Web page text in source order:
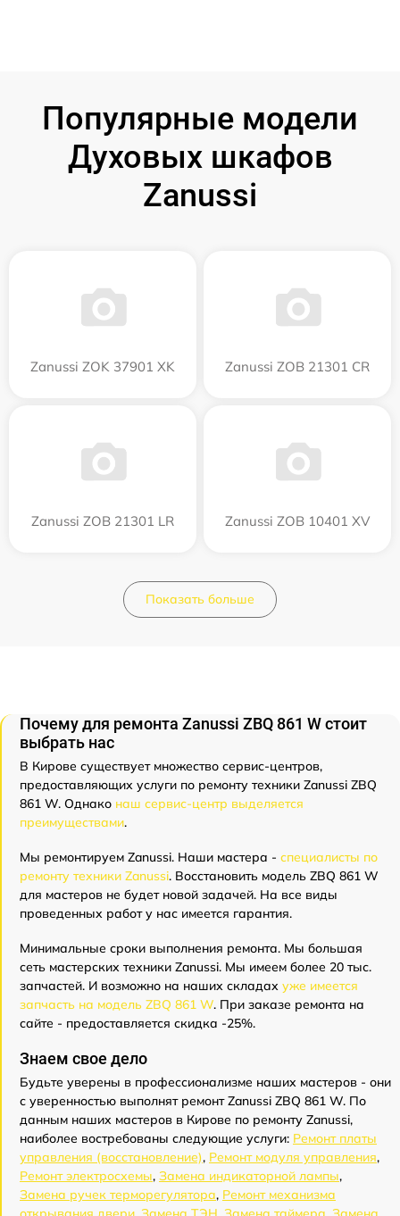
Популярные модели
Духовых шкафов
Zanussi
Zanussi ZOK 37901 XK Zanussi ZOB 21301 CR
Zanussi ZOB 21301 LR Zanussi ZOB 10401 XV
Показать больше
Почему для ремонта Zanussi ZBQ 861 W стоит
выбрать нас
В Кирове существует множество сервис-центров,
предоставляющих услуги по ремонту техники Zanussi ZBQ
861 W. Однако наш сервис-центр выделяется
преимуществами.
Мы ремонтируем Zanussi. Наши мастера - специалисты по
ремонту техники Zanussi. Восстановить модель ZBQ 861 W
для мастеров не будет новой задачей. На все виды
проведенных работ у нас имеется гарантия.
Минимальные сроки выполнения ремонта. Мы большая
сеть мастерских техники Zanussi. Мы имеем более 20 тыс.
запчастей. И возможно на наших складах уже имеется
запчасть на модель ZBQ 861 W. При заказе ремонта на
сайте - предоставляется скидка -25%.
Знаем свое дело
Будьте уверены в профессионализме наших мастеров - они
с уверенностью выполнят ремонт Zanussi ZBQ 861 W. По
данным наших мастеров в Кирове по ремонту Zanussi,
наиболее востребованы следующие услуги: Ремонт платы
управления (восстановление), Ремонт модуля управления,
Ремонт электросхемы, Замена индикаторной лампы,
Замена ручек терморегулятора, Ремонт механизма